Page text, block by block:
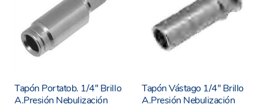
Tapón Portatob. 1/4″ Brillo
A.Presión Nebulización
Tapón Vástago 1/4″ Brillo
A.Presión Nebulización